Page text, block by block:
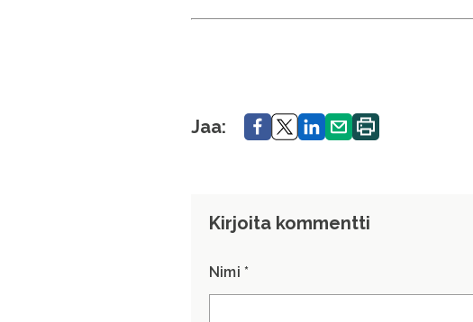
Jaa: Jaa. Jaa.Jaa. Jaa. Tulosta
sivu.
Kirjoita kommentti
Nimi *